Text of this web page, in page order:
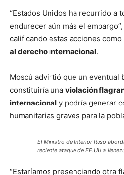
“Estados Unidos ha recurrido a
endurecer aún más el
calificando estas acciones como
al derecho internacional.
Moscú advirtió que un eventual
constituiría una violación
internacional y podría generar
humanitarias graves para la
El Ministro de Interior Ruso
reciente ataque de EE.UU a
“Estaríamos presenciando otra